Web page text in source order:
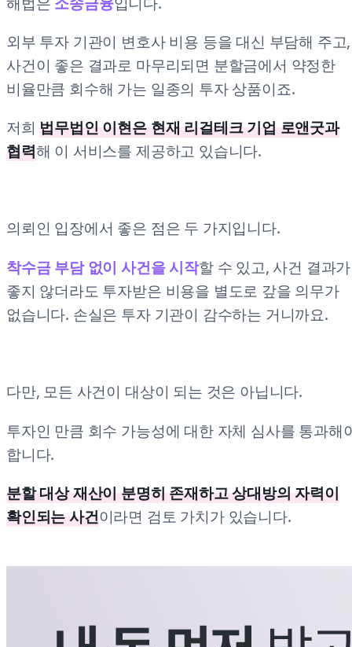
외부 투자 기관이 변호사 비용 등을 대신 부담해 주고,
사건이 좋은 결과로 마무리되면 분할금에서 약정한
비율만큼 회수해 가는 일종의 투자 상품이죠.
저희법무법인 이현은 현재 리걸테크 기업 로앤굿과
협력해 이 서비스를 제공하고 있습니다.
의뢰인 입장에서 좋은 점은 두 가지입니다.
착수금 부담 없이 사건을 시작할 수 있고, 사건 결과가
좋지 않더라도 투자받은 비용을 별도로 갚을 의무가
없습니다. 손실은 투자 기관이 감수하는 거니까요.
다만, 모든 사건이 대상이 되는 것은 아닙니다.
투자인 만큼 회수 가능성에 대한 자체 심사를 통과해
합니다.
분할 대상 재산이 분명히 존재하고 상대방의 자력이
확인되는 사건이라면 검토 가치가 있습니다.